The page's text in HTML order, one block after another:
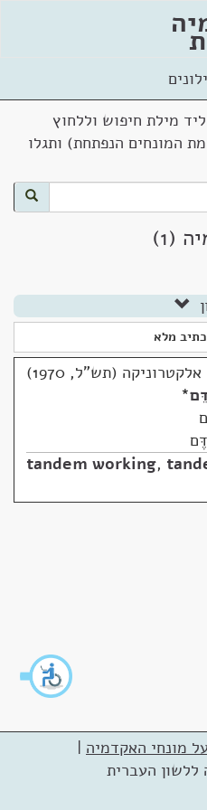
מילת חיפוש וללחוץ
המונחים הנפתחת) ותגלו
(1)
מלא
אלקטרוניקה (תש"ל, 1970)
*
tandem working,
מונחי האקדמיה |
ללשון העברית